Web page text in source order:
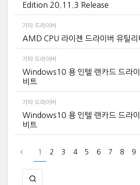
Edition 20.11.3 Release
기타 드라이버
AMD CPU 라이젠 드라이버 유틸
기타 드라이버
Windows10 용 인텔 랜카드 드라
비트
기타 드라이버
Windows10 용 인텔 랜카드 드라
비트
1 2 3 4 5 6 7 8 9